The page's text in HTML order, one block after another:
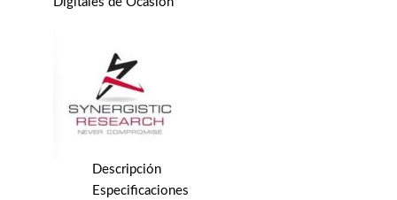
Descripción
Especificaciones